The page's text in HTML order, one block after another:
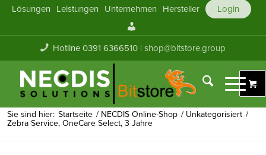
Lösungen Leistungen Unternehmen Hersteller
Login
Konto
Hotline 0391 6366510 |shop@bitstore.group
Sie sind hier: Startseite / NECDIS Online-Shop / Unkategorisiert /
Zebra Service, OneCare Select, 3 Jahre